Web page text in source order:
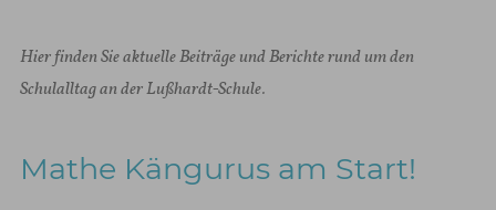
Hier finden Sie aktuelle Beiträge und Berichte rund um den
Schulalltag an der Lußhardt-Schule.
Mathe Kängurus am Start!